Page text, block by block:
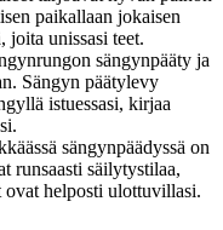
paikallaan jokaisen
joita unissasi teet.
sängynpääty ja
Sängyn päätylevy
istuessasi, kirjaa
sängynpäädyssä on
runsaasti säilytystilaa,
helposti ulottuvillasi.